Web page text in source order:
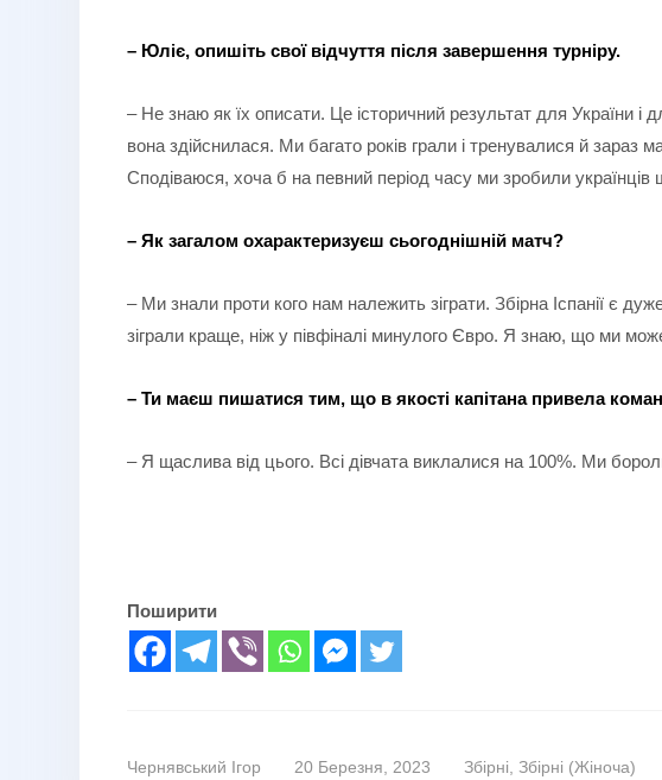
– Юліє, опишіть свої відчуття після завершення турніру.
– Не знаю як їх описати. Це історичний результат для України
вона здійснилася. Ми багато років грали і тренувалися й
Сподіваюся, хоча б на певний період часу ми зробили
– Як загалом охарактеризуєш сьогоднішній матч?
– Ми знали проти кого нам належить зіграти. Збірна Іспанії є
зіграли краще, ніж у півфіналі минулого Євро. Я знаю, що ми
– Ти маєш пишатися тим, що в якості капітана привела
– Я щаслива від цього. Всі дівчата виклалися на 100%. Ми
Поширити
Чернявський Ігор 20 Березня, 2023 Збірні Збірні (Жіноча)